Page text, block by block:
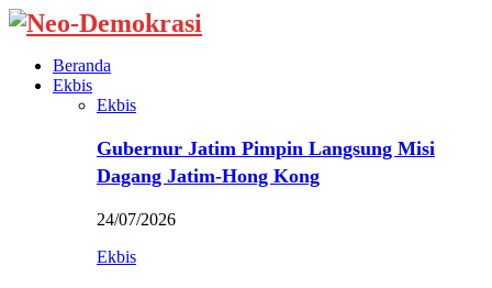
Beranda
Ekbis
Ekbis
Gubernur Jatim Pimpin Langsung Misi
Dagang Jatim-Hong Kong
24/07/2026
Ekbis